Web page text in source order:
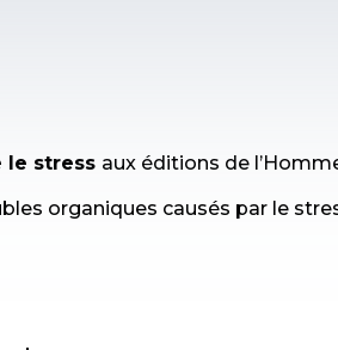
le stress aux éditions de
organiques causés par le